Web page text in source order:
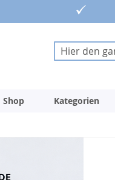
Suche
Shop Kategorien